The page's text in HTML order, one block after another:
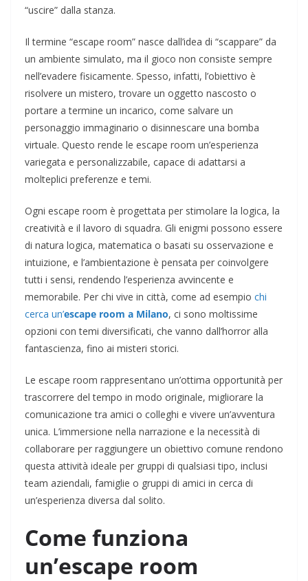
“uscire” dalla stanza.
Il termine “escape room” nasce dall’idea di “scappare” da
un ambiente simulato, ma il gioco non consiste sempre
nell’evadere fisicamente. Spesso, infatti, l’obiettivo è
risolvere un mistero, trovare un oggetto nascosto o
portare a termine un incarico, come salvare un
personaggio immaginario o disinnescare una bomba
virtuale. Questo rende le escape room un’esperienza
variegata e personalizzabile, capace di adattarsi a
molteplici preferenze e temi.
Ogni escape room è progettata per stimolare la logica, la
creatività e il lavoro di squadra. Gli enigmi possono essere
di natura logica, matematica o basati su osservazione e
intuizione, e l’ambientazione è pensata per coinvolgere
tutti i sensi, rendendo l’esperienza avvincente e
memorabile. Per chi vive in città, come ad esempio chi
cerca un’escape room a Milano, ci sono moltissime
opzioni con temi diversificati, che vanno dall’horror alla
fantascienza, fino ai misteri storici.
Le escape room rappresentano un’ottima opportunità per
trascorrere del tempo in modo originale, migliorare la
comunicazione tra amici o colleghi e vivere un’avventura
unica. L’immersione nella narrazione e la necessità di
collaborare per raggiungere un obiettivo comune rendono
questa attività ideale per gruppi di qualsiasi tipo, inclusi
team aziendali, famiglie o gruppi di amici in cerca di
un’esperienza diversa dal solito.
Come funziona
un’escape room